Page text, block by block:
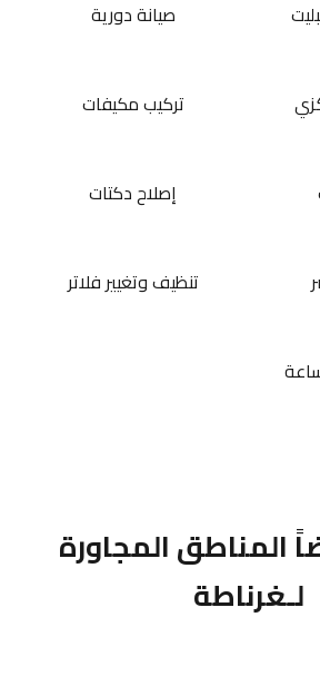
صيانة دورية
تركيب مكيفات
إصلاح دكتات
تنظيف وتغيير فلاتر
المناطق المجاورة
لـغرناطة